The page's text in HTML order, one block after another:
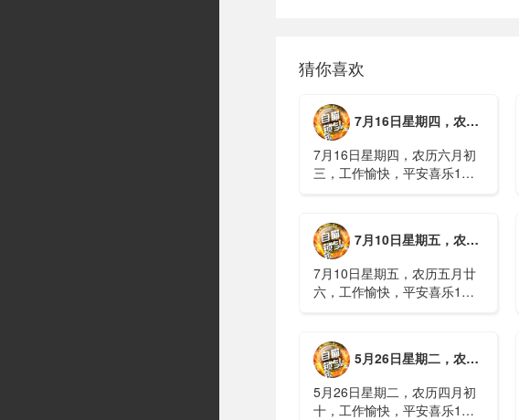
猜你喜欢
7月16日星期四，农历六月初三，工作愉快，平安喜乐
7月16日星期四，农历六月初
三，工作愉快，平安喜乐1、
伊战争或升级，特朗普召集会
议讨论大规模进攻3、深圳一
商住楼加装......
7月10日星期五，农历五月廿六，工作愉快，平安喜乐
7月10日星期五，农历五月廿
六，工作愉快，平安喜乐1、
山体滑坡：21名林场工人遇
难，年龄最长者近6旬3、近亿
元高标......
5月26日星期二，农历四月初十，工作愉快，平安喜乐
5月26日星期二，农历四月初
十，工作愉快，平安喜乐1、